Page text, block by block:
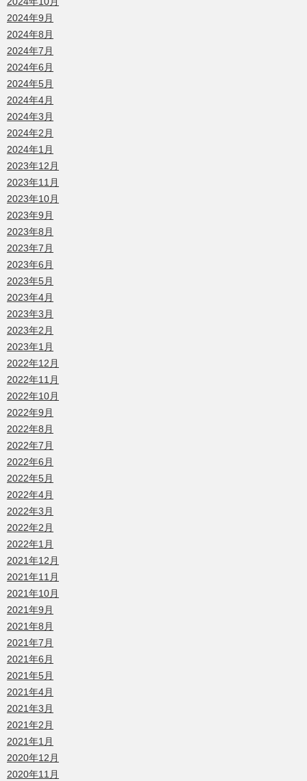
2024年9月
2024年8月
2024年7月
2024年6月
2024年5月
2024年4月
2024年3月
2024年2月
2024年1月
2023年12月
2023年11月
2023年10月
2023年9月
2023年8月
2023年7月
2023年6月
2023年5月
2023年4月
2023年3月
2023年2月
2023年1月
2022年12月
2022年11月
2022年10月
2022年9月
2022年8月
2022年7月
2022年6月
2022年5月
2022年4月
2022年3月
2022年2月
2022年1月
2021年12月
2021年11月
2021年10月
2021年9月
2021年8月
2021年7月
2021年6月
2021年5月
2021年4月
2021年3月
2021年2月
2021年1月
2020年12月
2020年11月